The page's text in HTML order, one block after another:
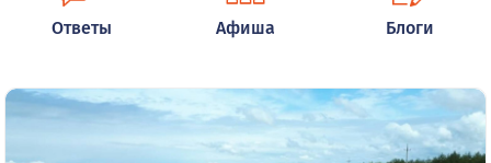
Ответы Афиша Блоги